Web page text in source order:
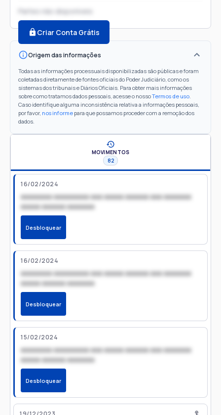
Partes não disponíveis
Criar Conta Grátis
Origem das informações
Todas as informações processuais disponibilizadas são públicas e foram
coletadas diretamente de fontes oficiais do Poder Judiciário, como os
sistemas dos tribunais e Diários Oficiais. Para obter mais informações
sobre como tratamos dados pessoais, acesse o nossoTermos de uso.
Caso identifique alguma inconsistência relativa a informações pessoais,
por favor, nos informe para que possamos proceder com a remoção dos
dados.
MOVIMENTOS
82
16/02/2024
xxxxxxxx xxxxxxxxx xxx xxxxx xxxxxx xxx xxxxxxx
xxxxx xxxxxx xxxxxxx
Desbloquear
16/02/2024
xxxxxxxx xxxxxxxxx xxx xxxxx xxxxxx xxx xxxxxxx
xxxxx xxxxxx xxxxxxx
Desbloquear
15/02/2024
xxxxxxxx xxxxxxxxx xxx xxxxx xxxxxx xxx xxxxxxx
xxxxx xxxxxx xxxxxxx
Desbloquear